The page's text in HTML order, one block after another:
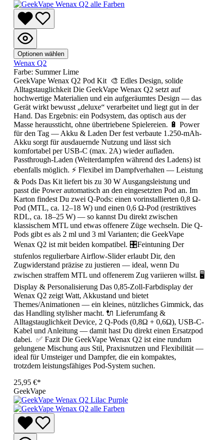
Optionen wählen
Wenax Q2
Farbe: Summer Lime
GeekVape Wenax Q2 Pod Kit 🎨 Edles Design, solide
Alltagstauglichkeit Die GeekVape Wenax Q2 setzt auf
hochwertige Materialien und ein aufgeräumtes Design — das
Gerät wirkt bewusst „deluxe“ verarbeitet und liegt gut in der
Hand. Das Ergebnis: ein Podsystem, das optisch aus der
Masse heraussticht, ohne übertriebene Spielereien. 🔋 Power
für den Tag — Akku & Laden Der fest verbaute 1.250-mAh-
Akku sorgt für ausdauernde Nutzung und lässt sich
komfortabel per USB-C (max. 2A) wieder aufladen.
Passthrough-Laden (Weiterdampfen während des Ladens) ist
ebenfalls möglich. ⚡ Flexibel im Dampfverhalten — Leistung
& Pods Das Kit liefert bis zu 30 W Ausgangsleistung und
passt die Power automatisch an den eingesetzten Pod an. Im
Karton findest Du zwei Q-Pods: einen vorinstallierten 0,8 Ω-
Pod (MTL, ca. 12–18 W) und einen 0,6 Ω-Pod (restriktives
RDL, ca. 18–25 W) — so kannst Du direkt zwischen
klassischem MTL und etwas offenere Züge wechseln. Die Q-
Pods gibt es als 2 ml und 3 ml Varianten; die GeekVape
Wenax Q2 ist mit beiden kompatibel. 🎛️Feintuning Der
stufenlos regulierbare Airflow-Slider erlaubt Dir, den
Zugwiderstand präzise zu justieren — ideal, wenn Du
zwischen straffem MTL und offenerem Zug variieren willst. 🖥️
Display & Personalisierung Das 0,85-Zoll-Farbdisplay der
Wenax Q2 zeigt Watt, Akkustand und bietet
Themes/Animationen — ein kleines, nützliches Gimmick, das
das Handling stylisher macht. 🔌 Lieferumfang &
Alltagstauglichkeit Device, 2 Q-Pods (0,8Ω + 0,6Ω), USB-C-
Kabel und Anleitung — damit hast Du direkt einen Ersatzpod
dabei. ✅ Fazit Die GeekVape Wenax Q2 ist eine rundum
gelungene Mischung aus Stil, Praxisnutzen und Flexibilität —
ideal für Umsteiger und Dampfer, die ein kompaktes,
trotzdem leistungsfähiges Pod-System suchen.
25,95 €*
GeekVape